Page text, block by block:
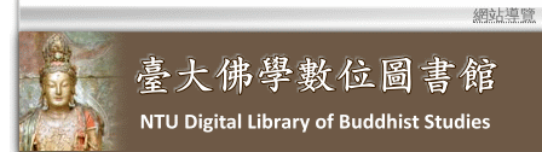
網站導覽